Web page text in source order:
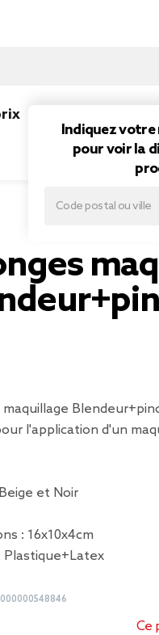
Indiquez
pour voir la
maquillage
l'application d'un
et Noir
: 16x10x4cm
Plastique+Latex
Ce